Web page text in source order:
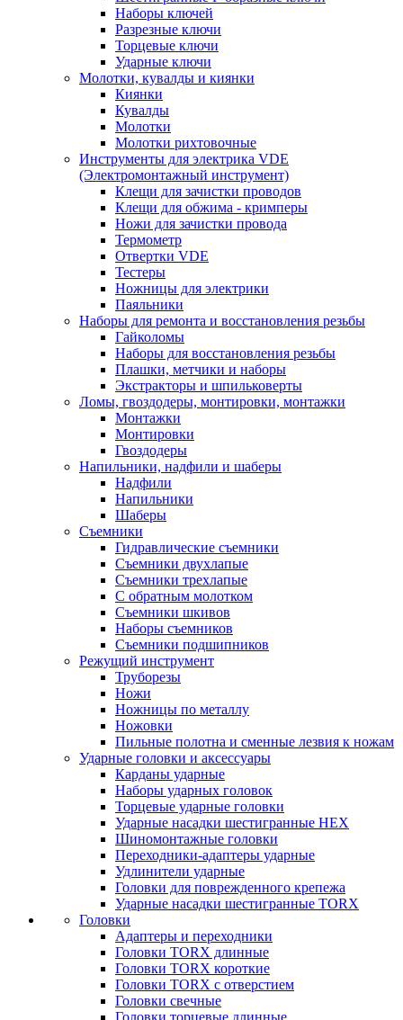
Наборы ключей
Разрезные ключи
Торцевые ключи
Ударные ключи
Молотки, кувалды и киянки
Киянки
Кувалды
Молотки
Молотки рихтовочные
Инструменты для электрика VDE
(Электромонтажный инструмент)
Клещи для зачистки проводов
Клещи для обжима - кримперы
Ножи для зачистки провода
Термометр
Отвертки VDE
Тестеры
Ножницы для электрики
Паяльники
Наборы для ремонта и восстановления резьбы
Гайколомы
Наборы для восстановления резьбы
Плашки, метчики и наборы
Экстракторы и шпильковерты
Ломы, гвоздодеры, монтировки, монтажки
Монтажки
Монтировки
Гвоздодеры
Напильники, надфили и шаберы
Надфили
Напильники
Шаберы
Съемники
Гидравлические съемники
Съемники двухлапые
Съемники трехлапые
С обратным молотком
Съемники шкивов
Наборы съемников
Съемники подшипников
Режущий инструмент
Труборезы
Ножи
Ножницы по металлу
Ножовки
Пильные полотна и сменные лезвия к ножам
Ударные головки и аксессуары
Карданы ударные
Наборы ударных головок
Торцевые ударные головки
Ударные насадки шестигранные HEX
Шиномонтажные головки
Переходники-адаптеры ударные
Удлинители ударные
Головки для поврежденного крепежа
Ударные насадки шестигранные TORX
Головки
Адаптеры и переходники
Головки TORX длинные
Головки TORX короткие
Головки TORX с отверстием
Головки свечные
Головки торцевые длинные